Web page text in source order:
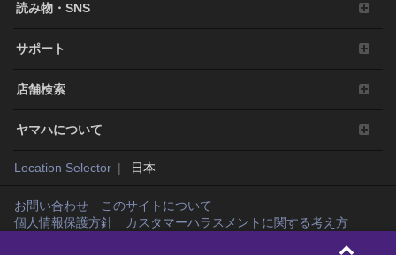
読み物・SNS
サポート
店舗検索
ヤマハについて
Location Selector 日本
お問い合わせ
このサイトについて
個人情報保護方針
カスタマーハラスメントに関する考え方